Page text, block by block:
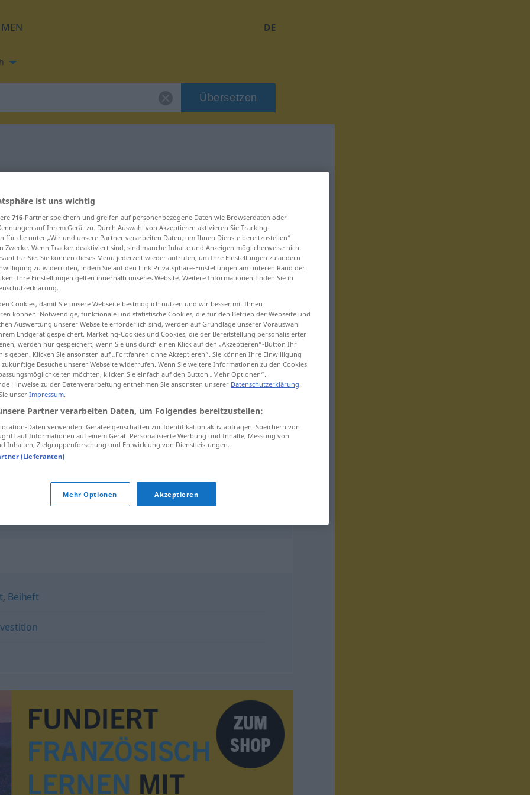
DE
Übersetzen
für "Einlage"
orthopédique
Einlage FIN
, Beiheft
ist uns wichtig
716-Partner speichern und greifen auf personenbezogene Daten wie Browserdaten oder
auf Ihrem Gerät zu. Durch Auswahl von Akzeptieren aktivieren Sie Tracking-
für die unter „Wir und unsere Partner verarbeiten Daten, um Ihnen Dienste bereitzustellen“
Zwecke. Wenn Tracker deaktiviert sind, sind manche Inhalte und Anzeigen möglicherweise nicht
für Sie. Sie können dieses Menü jederzeit wieder aufrufen, um Ihre Einstellungen zu ändern
zu widerrufen, indem Sie auf den Link Privatsphäre-Einstellungen am unteren Rand der
Ihre Einstellungen gelten innerhalb unseres Website. Weitere Informationen finden Sie in
Cookies, damit Sie unsere Webseite bestmöglich nutzen und wir besser mit Ihnen
können. Notwendige, funktionale und statistische Cookies, die für den Betrieb der Webseite und
Auswertung unserer Webseite erforderlich sind, werden auf Grundlage unserer Vorauswahl
Endgerät gespeichert. Marketing-Cookies und Cookies, die der Bereitstellung personalisierter
werden nur gespeichert, wenn Sie uns durch einen Klick auf den „Akzeptieren“-Button Ihr
geben. Klicken Sie ansonsten auf „Fortfahren ohne Akzeptieren“. Sie können Ihre Einwilligung
Besuche unserer Webseite widerrufen. Wenn Sie weitere Informationen zu den Cookies
möchten, klicken Sie einfach auf den Button „Mehr Optionen“.
Hinweise zu der Datenverarbeitung entnehmen Sie ansonsten unserer Datenschutzerklärung.
unser Impressum.
Partner verarbeiten Daten, um Folgendes bereitzustellen:
Daten verwenden. Geräteeigenschaften zur Identifikation aktiv abfragen. Speichern von
auf Informationen auf einem Gerät. Personalisierte Werbung und Inhalte, Messung von
Inhalten, Zielgruppenforschung und Entwicklung von Dienstleistungen.
(Lieferanten)
Mehr Optionen Akzeptieren